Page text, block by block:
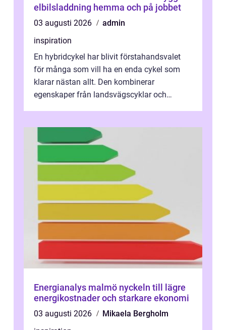
elbilsladdning hemma och på jobbet
03 augusti 2026
admin
inspiration
En hybridcykel har blivit förstahandsvalet
för många som vill ha en enda cykel som
klarar nästan allt. Den kombinerar
egenskaper från landsvägscyklar och
Energianalys malmö nyckeln till lägre
energikostnader och starkare ekonomi
03 augusti 2026
Mikaela Bergholm